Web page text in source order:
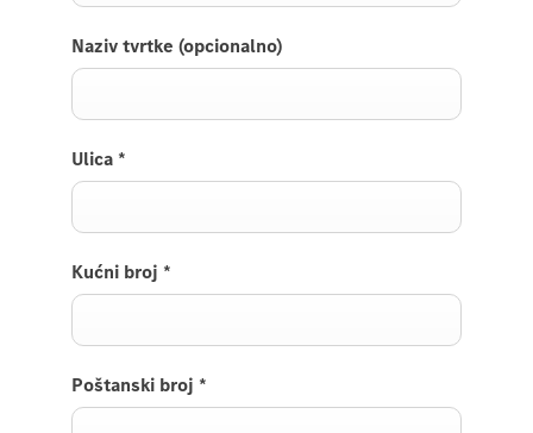
Naziv tvrtke (opcionalno)
Ulica *
Kućni broj *
Poštanski broj *